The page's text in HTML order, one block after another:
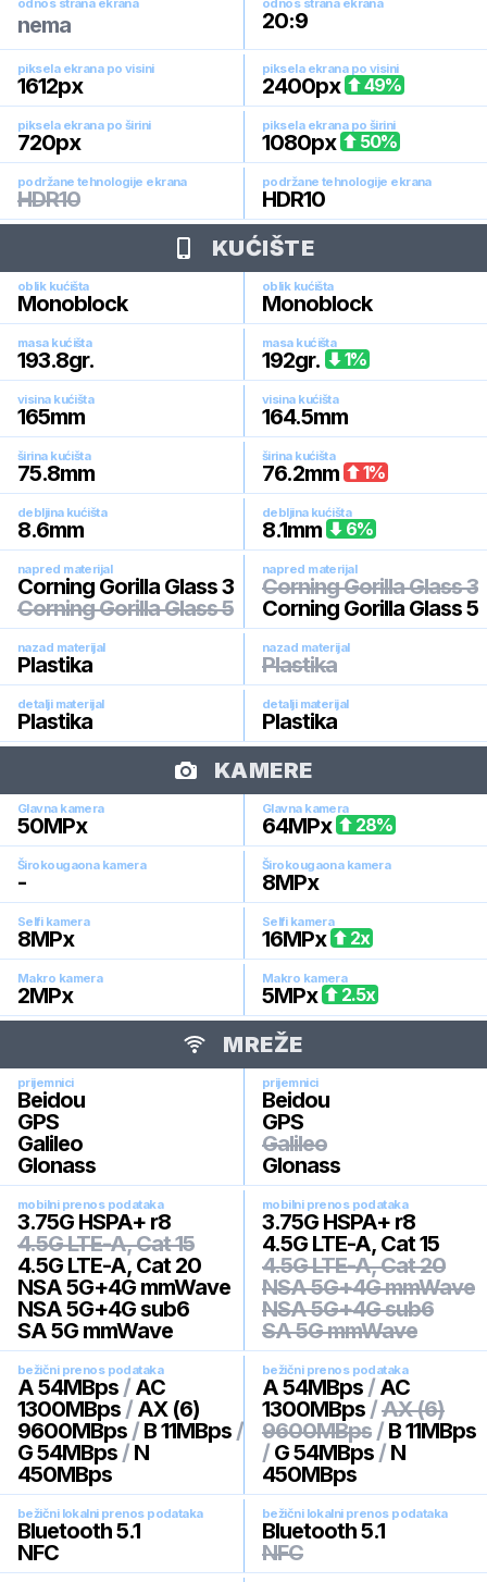
odnos strana ekrana
nema
odnos strana ekrana
20:9
piksela ekrana po visini
1612px
piksela ekrana po visini
2400px 49%
piksela ekrana po širini
720px
piksela ekrana po širini
1080px 50%
podržane tehnologije ekrana
HDR10
podržane tehnologije ekrana
HDR10
KUĆIŠTE
oblik kućišta
Monoblock
oblik kućišta
Monoblock
masa kućišta
193.8gr.
masa kućišta
192gr. 1%
visina kućišta
165mm
visina kućišta
164.5mm
širina kućišta
75.8mm
širina kućišta
76.2mm 1%
debljina kućišta
8.6mm
debljina kućišta
8.1mm 6%
napred materijal
Corning Gorilla Glass 3
Corning Gorilla Glass 5
napred materijal
Corning Gorilla Glass 3
Corning Gorilla Glass 5
nazad materijal
Plastika
nazad materijal
Plastika
detalji materijal
Plastika
detalji materijal
Plastika
KAMERE
Glavna kamera
50MPx
Glavna kamera
64MPx 28%
Širokougaona kamera
-
Širokougaona kamera
8MPx
Selfi kamera
8MPx
Selfi kamera
16MPx 2x
Makro kamera
2MPx
Makro kamera
5MPx 2.5x
MREŽE
prijemnici
Beidou
GPS
Galileo
Glonass
prijemnici
Beidou
GPS
Galileo
Glonass
mobilni prenos podataka
3.75G HSPA+ r8
4.5G LTE-A, Cat 15
4.5G LTE-A, Cat 20
NSA 5G+4G mmWave
NSA 5G+4G sub6
SA 5G mmWave
mobilni prenos podataka
3.75G HSPA+ r8
4.5G LTE-A, Cat 15
4.5G LTE-A, Cat 20
NSA 5G+4G mmWave
NSA 5G+4G sub6
SA 5G mmWave
bežični prenos podataka
A 54MBps / AC
1300MBps / AX (6)
9600MBps / B 11MBps /
G 54MBps / N
450MBps
bežični prenos podataka
A 54MBps / AC
1300MBps /AX (6)
9600MBps / B 11MBps
/ G 54MBps / N
450MBps
bežični lokalni prenos podataka
Bluetooth 5.1
NFC
bežični lokalni prenos podataka
Bluetooth 5.1
NFC